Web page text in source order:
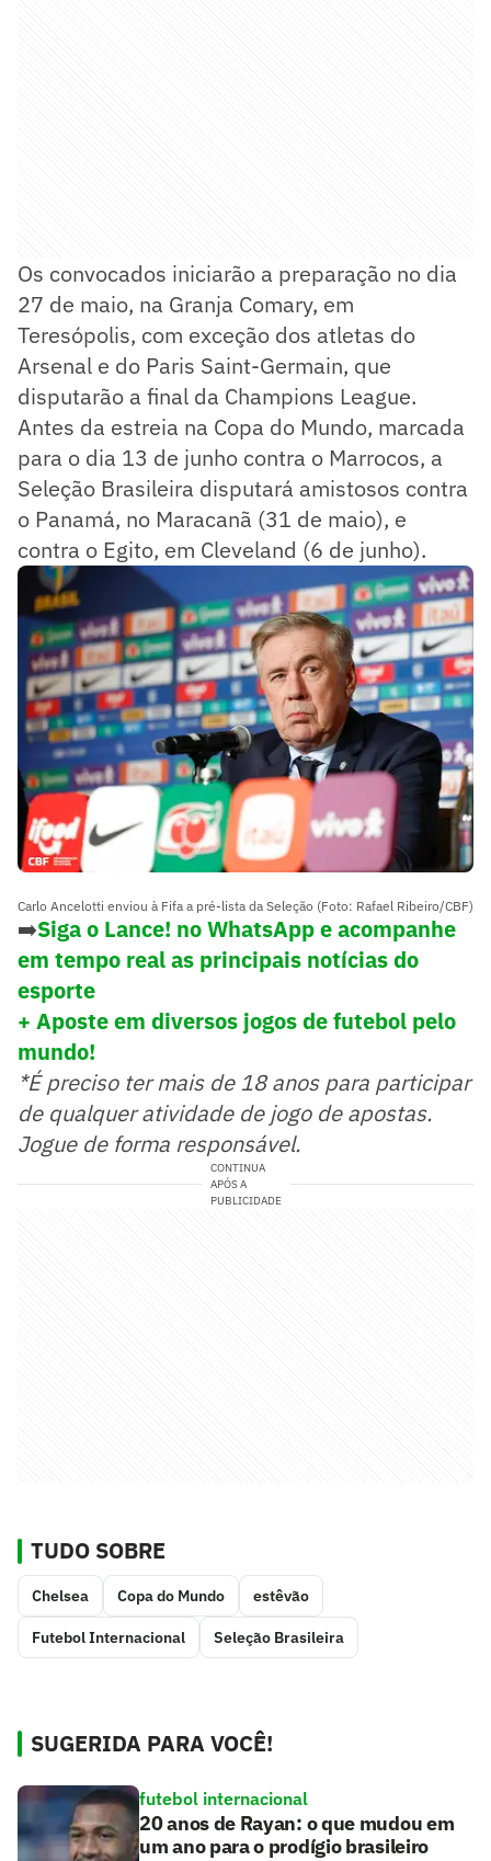
Os convocados iniciarão a preparação no dia
27 de maio, na Granja Comary, em
Teresópolis, com exceção dos atletas do
Arsenal e do Paris Saint-Germain, que
disputarão a final da Champions League.
Antes da estreia na Copa do Mundo, marcada
para o dia 13 de junho contra o Marrocos, a
Seleção Brasileira disputará amistosos contra
o Panamá, no Maracanã (31 de maio), e
contra o Egito, em Cleveland (6 de junho).
Carlo Ancelotti enviou à Fifa a pré-lista da Seleção (Foto: Rafael Ribeiro/CBF)
➡️Siga o Lance! no WhatsApp e acompanhe
em tempo real as principais notícias do
esporte
+ Aposte em diversos jogos de futebol pelo
mundo!
*É preciso ter mais de 18 anos para participar
de qualquer atividade de jogo de apostas.
Jogue de forma responsável.
CONTINUA
APÓS A
PUBLICIDADE
TUDO SOBRE
Chelsea Copa do Mundo estêvão
Futebol Internacional Seleção Brasileira
SUGERIDA PARA VOCÊ!
futebol internacional
20 anos de Rayan: o que mudou em
um ano para o prodígio brasileiro